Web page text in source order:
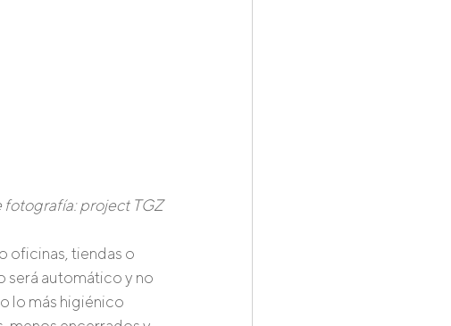
fotografía: project TGZ
oficinas, tiendas o
será automático y no
lo más higiénico